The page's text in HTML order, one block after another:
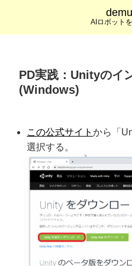
AIロボット
PD実践：Unityのイ
(Windows)
この公式サイトから「
選択する。